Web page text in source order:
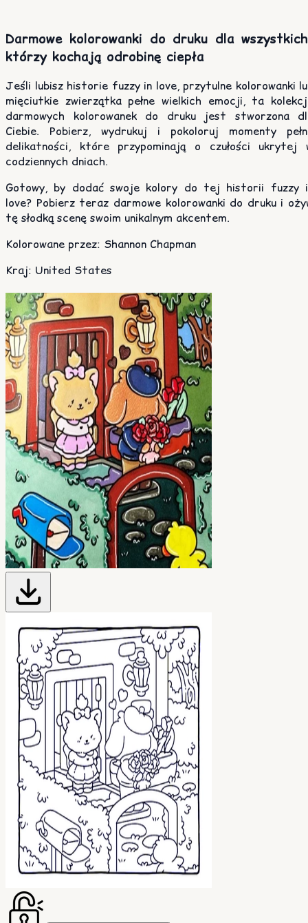
Darmowe kolorowanki do druku dla
którzy kochają odrobinę ciepła
Jeśli lubisz historie fuzzy in love, przytulne kolorowanki
mięciutkie zwierzątka pełne wielkich emocji, ta
darmowych kolorowanek do druku jest stworzona
Ciebie. Pobierz, wydrukuj i pokoloruj momenty
delikatności, które przypominają o czułości ukrytej
codziennych dniach.
Gotowy, by dodać swoje kolory do tej historii fuzzy
love? Pobierz teraz darmowe kolorowanki do druku i
tę słodką scenę swoim unikalnym akcentem.
Kolorowane przez: Shannon Chapman
Kraj: United States